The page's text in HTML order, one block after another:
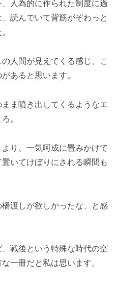
人為的に作られた制度に過
読んでいて背筋がぞわっと
人間が見えてくる感じ、こ
あると思います。
ま噴き出してくるようなエ
。
り、一気呵成に畳みかけて
いてけぼりにされる瞬間も
渡しが欲しかったな、と感
戦後という特殊な時代の空
一冊だと私は思います。